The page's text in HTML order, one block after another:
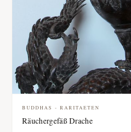
BUDDHAS - RARITAETEN
Räuchergefäß Drache